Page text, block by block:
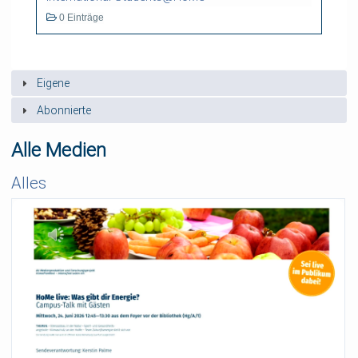
0 Einträge
Eigene
Abonnierte
Alle Medien
Alles